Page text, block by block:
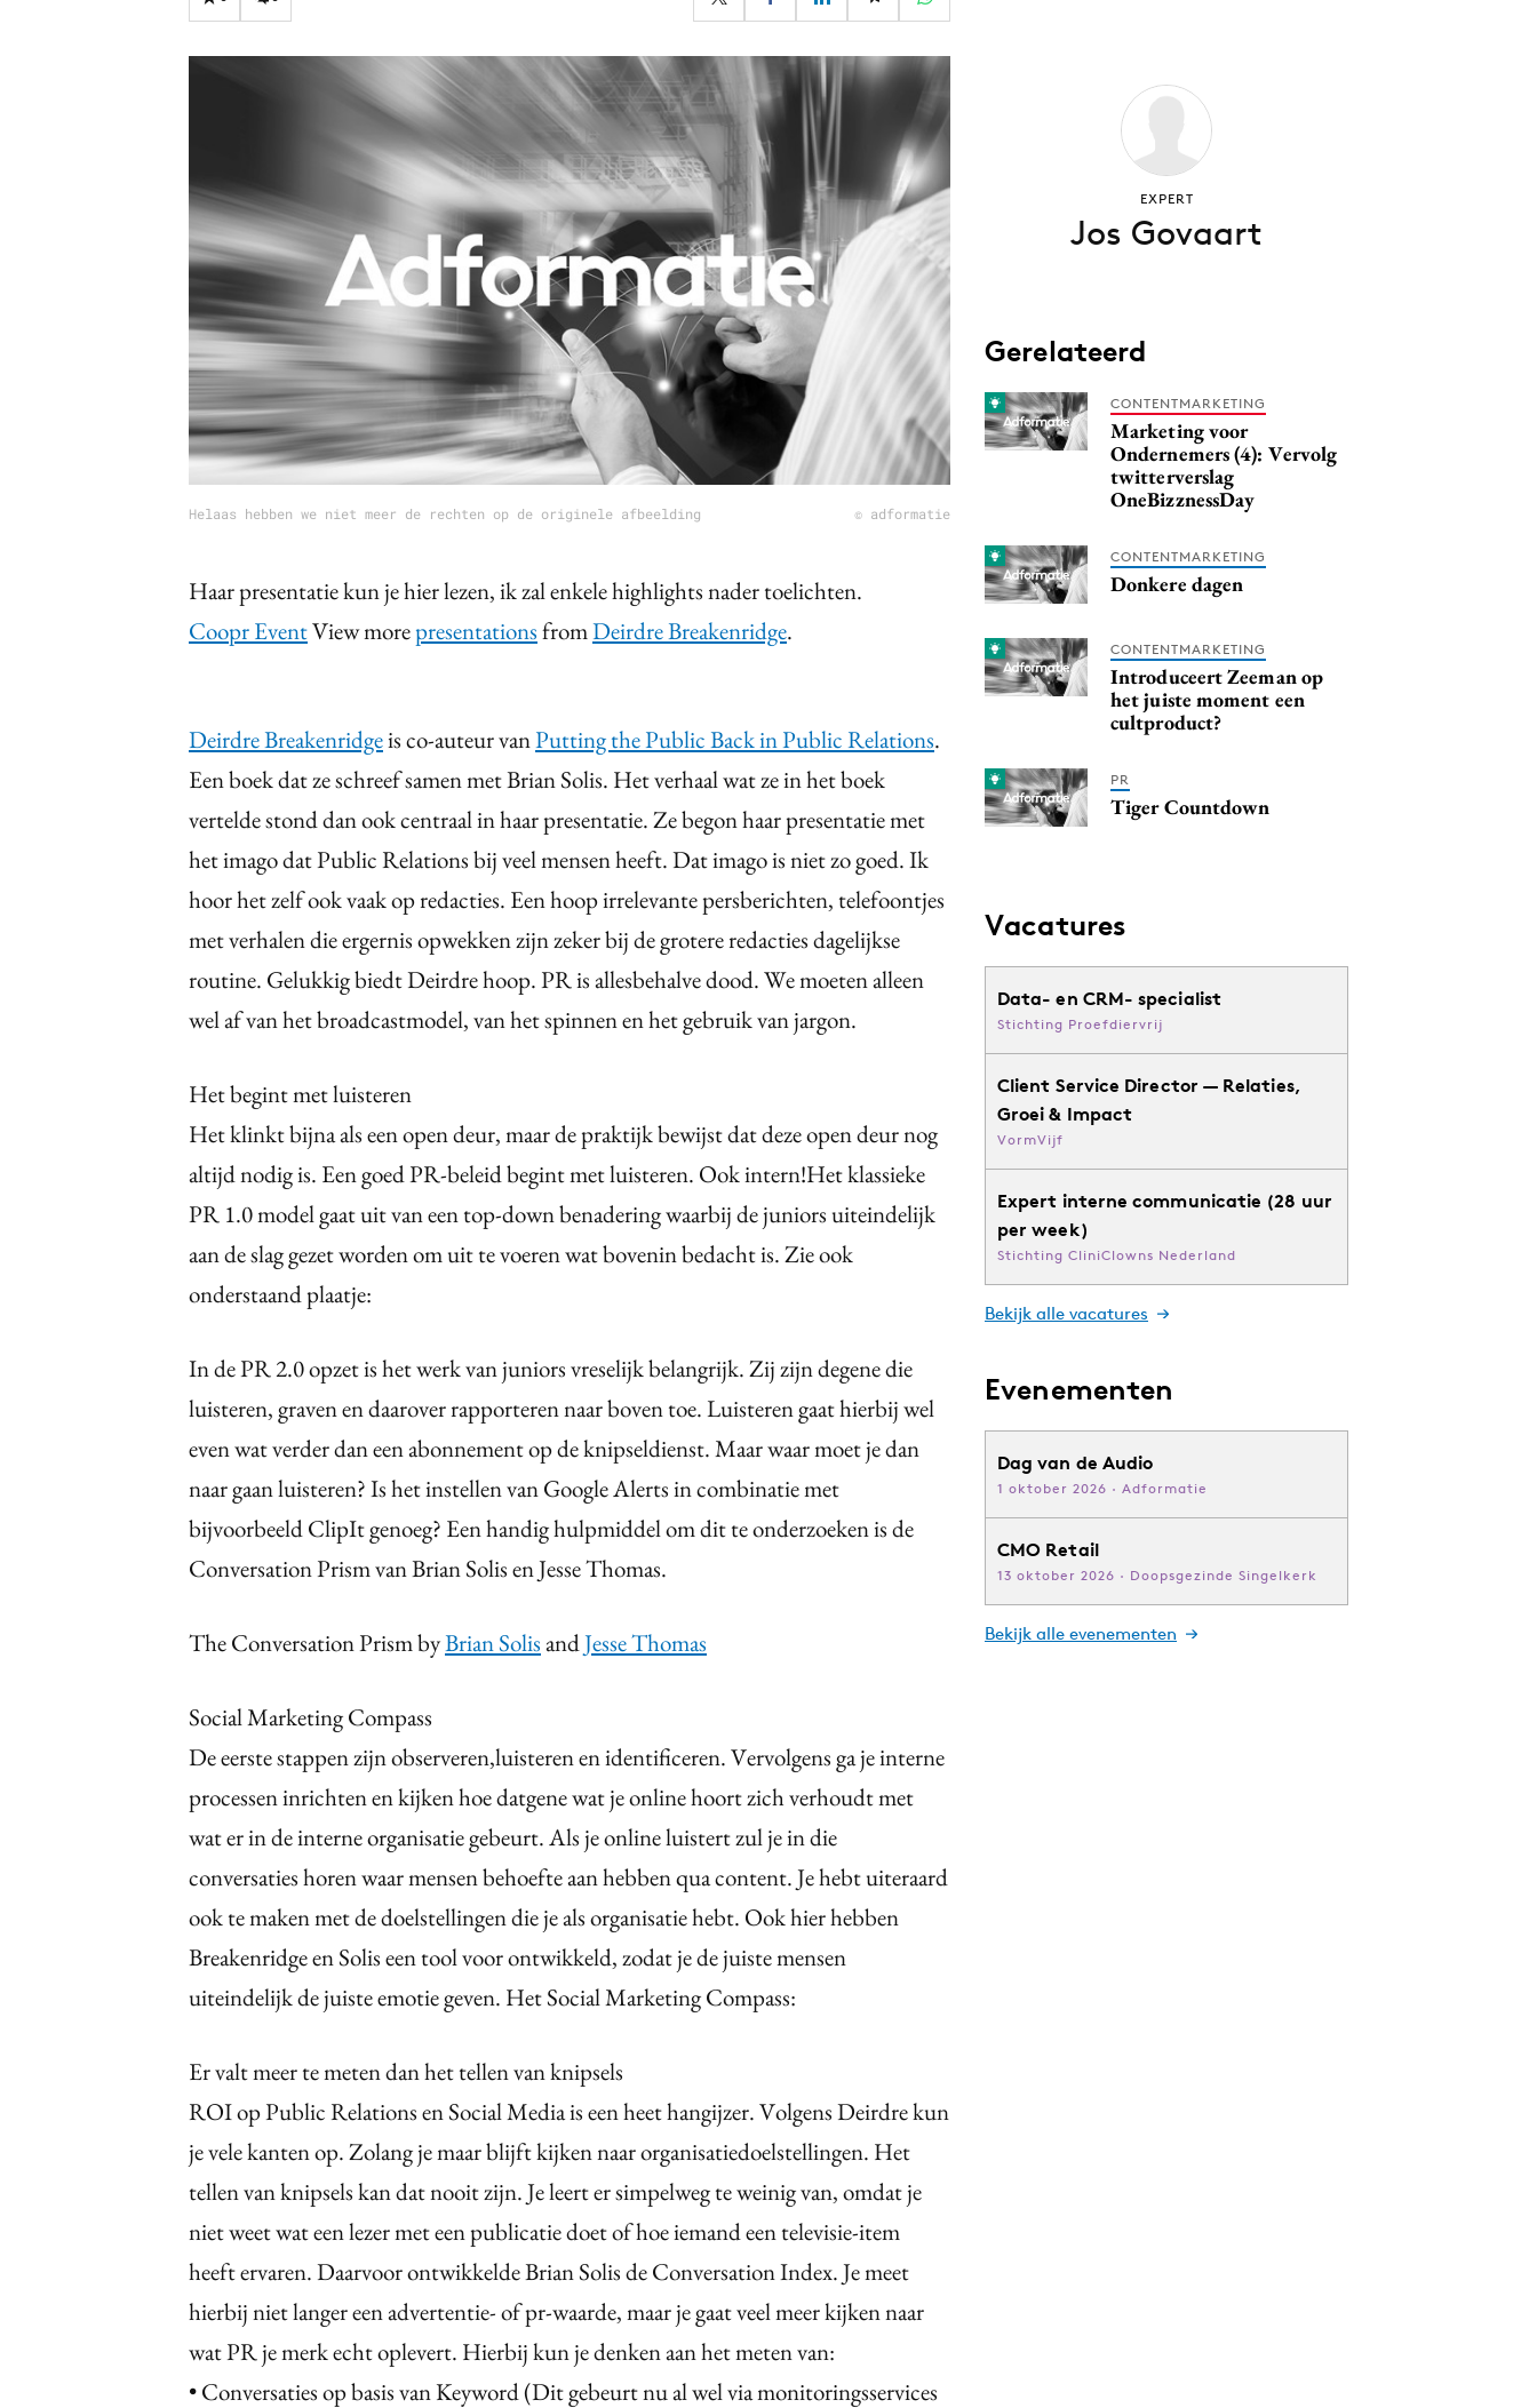
Influencer marketing
Interne communicatie
Martech
Reputatie & crisis
Helaas hebben we niet meer de rechten op de originele afbeelding © adformatie
Haar presentatie kun je hier lezen, ik zal enkele highlights nader toelichten.
Coopr EventView morepresentationsfromDeirdre Breakenridge.
Deirdre Breakenridgeis co-auteur vanPutting the Public Back in Public Relations.
Een boek dat ze schreef samen met Brian Solis. Het verhaal wat ze in het boek
vertelde stond dan ook centraal in haar presentatie. Ze begon haar presentatie met
het imago dat Public Relations bij veel mensen heeft. Dat imago is niet zo goed. Ik
hoor het zelf ook vaak op redacties. Een hoop irrelevante persberichten, telefoontjes
met verhalen die ergernis opwekken zijn zeker bij de grotere redacties dagelijkse
routine. Gelukkig biedt Deirdre hoop. PR is allesbehalve dood. We moeten alleen
wel af van het broadcastmodel, van het spinnen en het gebruik van jargon.
Het begint met luisteren
Het klinkt bijna als een open deur, maar de praktijk bewijst dat deze open deur nog
altijd nodig is. Een goed PR-beleid begint met luisteren. Ook intern!Het klassieke
PR 1.0 model gaat uit van een top-down benadering waarbij de juniors uiteindelijk
aan de slag gezet worden om uit te voeren wat bovenin bedacht is. Zie ook
onderstaand plaatje:
In de PR 2.0 opzet is het werk van juniors vreselijk belangrijk. Zij zijn degene die
luisteren, graven en daarover rapporteren naar boven toe. Luisteren gaat hierbij wel
even wat verder dan een abonnement op de knipseldienst. Maar waar moet je dan
naar gaan luisteren? Is het instellen van Google Alerts in combinatie met
bijvoorbeeld ClipIt genoeg? Een handig hulpmiddel om dit te onderzoeken is de
Conversation Prism van Brian Solis en Jesse Thomas.
The Conversation Prism byBrian SolisandJesse Thomas
Social Marketing Compass
De eerste stappen zijn observeren,luisteren en identificeren. Vervolgens ga je interne
processen inrichten en kijken hoe datgene wat je online hoort zich verhoudt met
wat er in de interne organisatie gebeurt. Als je online luistert zul je in die
conversaties horen waar mensen behoefte aan hebben qua content. Je hebt uiteraard
ook te maken met de doelstellingen die je als organisatie hebt. Ook hier hebben
Breakenridge en Solis een tool voor ontwikkeld, zodat je de juiste mensen
uiteindelijk de juiste emotie geven. Het Social Marketing Compass:
Er valt meer te meten dan het tellen van knipsels
ROI op Public Relations en Social Media is een heet hangijzer. Volgens Deirdre kun
je vele kanten op. Zolang je maar blijft kijken naar organisatiedoelstellingen. Het
tellen van knipsels kan dat nooit zijn. Je leert er simpelweg te weinig van, omdat je
niet weet wat een lezer met een publicatie doet of hoe iemand een televisie-item
heeft ervaren. Daarvoor ontwikkelde Brian Solis de Conversation Index. Je meet
hierbij niet langer een advertentie- of pr-waarde, maar je gaat veel meer kijken naar
wat PR je merk echt oplevert. Hierbij kun je denken aan het meten van:
• Conversaties op basis van Keyword (Dit gebeurt nu al wel via monitoringsservices
EXPERT
Jos Govaart
Gerelateerd
CONTENTMARKETING
Marketing voor
Ondernemers (4): Vervolg
twitterverslag
OneBizznessDay
CONTENTMARKETING
Donkere dagen
CONTENTMARKETING
Introduceert Zeeman op
het juiste moment een
cultproduct?
PR
Tiger Countdown
Vacatures
Data- en CRM- specialist
Stichting Proefdiervrij
Client Service Director — Relaties,
Groei & Impact
VormVijf
Expert interne communicatie (28 uur
per week)
Stichting CliniClowns Nederland
Bekijk alle vacatures
Evenementen
Dag van de Audio
1 oktober 2026 · Adformatie
CMO Retail
13 oktober 2026 · Doopsgezinde Singelkerk
Bekijk alle evenementen